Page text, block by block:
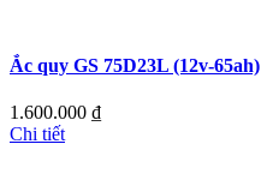
Ắc quy GS 75D23L (12v-65ah)
1.600.000 ₫
Chi tiết